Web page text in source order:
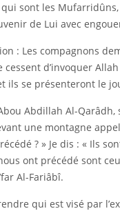
sont les
de Lui avec
: Les compagnons
d’invoquer
ils se présenteront le
Abdillah Al-Qarâdh,
une montagne
? » Je dis : « Ils
ont précédé sont
Al-Fariâbî.
qui est visé par